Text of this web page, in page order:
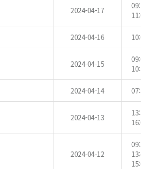
2024-04-17
2024-04-16
2024-04-15
2024-04-14
2024-04-13
2024-04-12